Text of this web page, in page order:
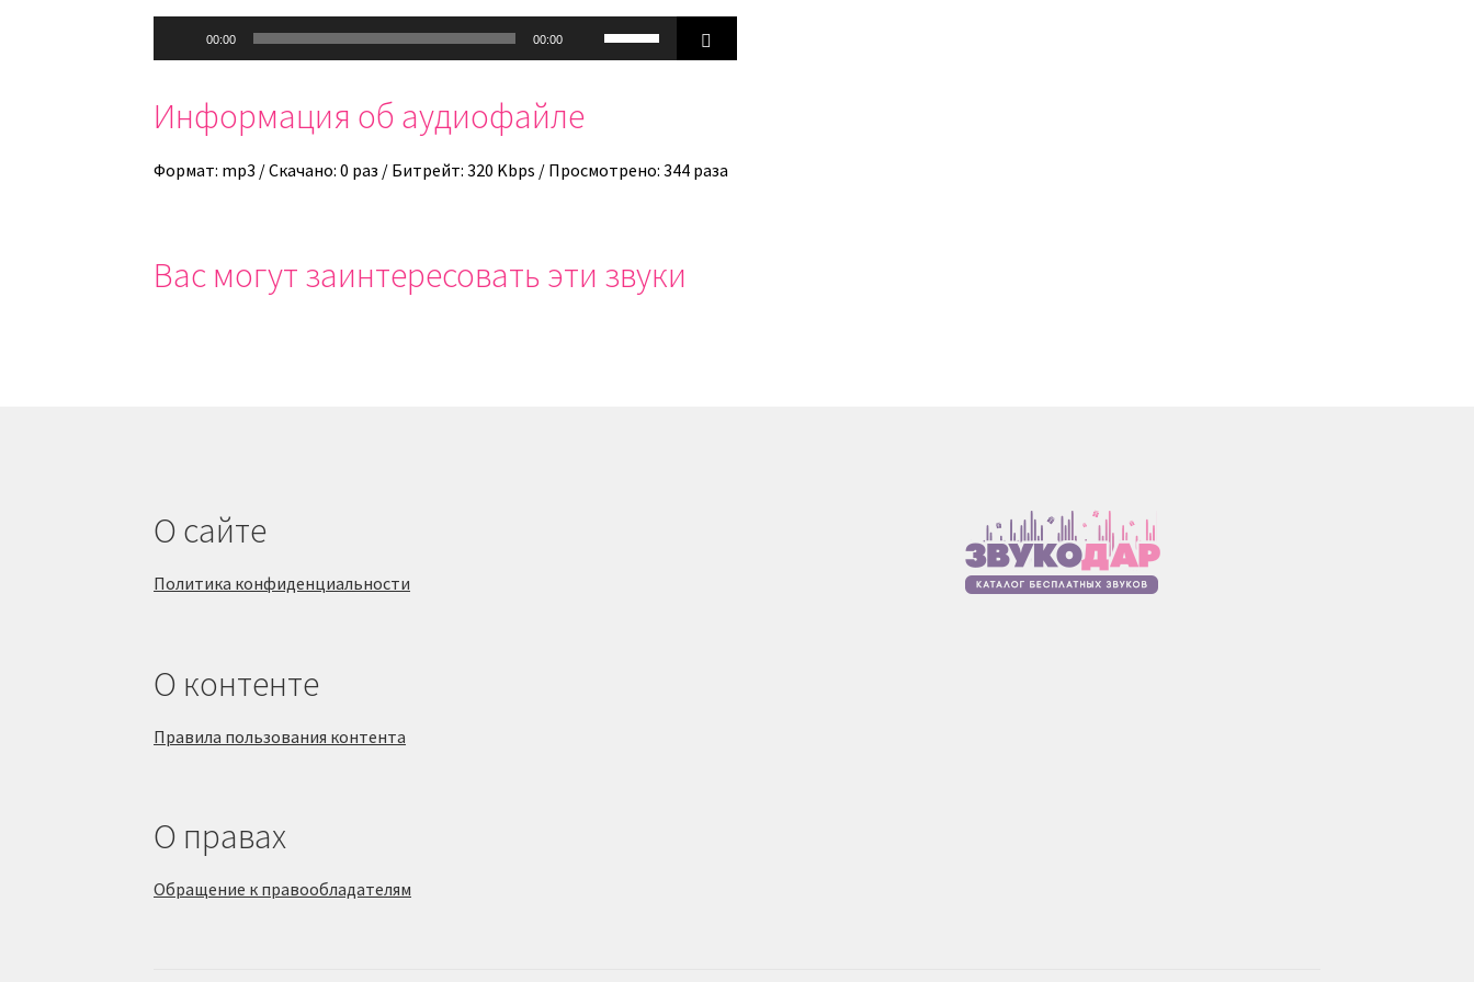
00:00 00:00
Используйте
клавиши
увеличить
Информация об аудиофайле
Формат: mp3 / Скачано: 0 раз / Битрейт: 320 Kbps / Просмотрено: 344 раза
Вас могут заинтересовать эти звуки
О сайте
Политика конфиденциальности
О контенте
Правила пользования контента
О правах
Обращение к правообладателям